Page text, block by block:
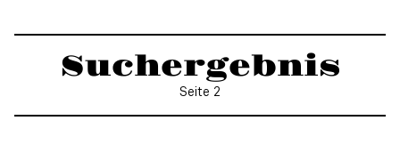
Suchergebnis
Seite 2